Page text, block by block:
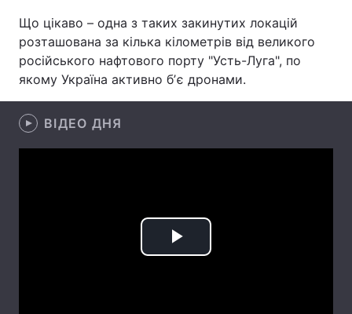
Лонгріди
Інтерв'ю
Що цікаво – одна з таких закинутих локацій
розташована за кілька кілометрів від великого
російського нафтового порту "Усть-Луга", по
якому Україна активно бʼє дронами.
ВІДЕО ДНЯ
Play